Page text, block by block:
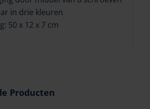
in drie kleuren
50 x 12 x 7 cm
Producten